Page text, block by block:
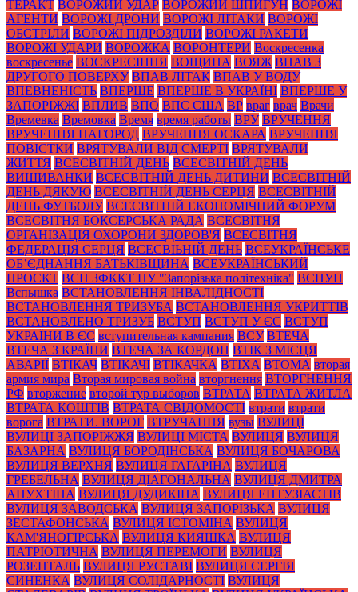
ТЕРАКТ ВОРОЖИЙ УДАР ВОРОЖИЙ ШПИГУН ВОРОЖІ
АГЕНТИ ВОРОЖІ ДРОНИ ВОРОЖІ ЛІТАКИ ВОРОЖІ
ОБСТРІЛИ ВОРОЖІ ПІДРОЗДІЛИ ВОРОЖІ РАКЕТИ
ВОРОЖІ УДАРИ ВОРОЖКА ВОРОНТЕРИ Воскресенка
воскресенье ВОСКРЕСІННЯ ВОЩИНА ВОЯЖ ВПАВ З
ДРУГОГО ПОВЕРХУ ВПАВ ЛІТАК ВПАВ У ВОДУ
ВПЕВНЕНІСТЬ ВПЕРШЕ ВПЕРШЕ В УКРАЇНІ ВПЕРШЕ У
ЗАПОРІЖЖІ ВПЛИВ ВПО ВПС США ВР враг врач Врачи
Времевка Времовка Время время работы ВРУ ВРУЧЕННЯ
ВРУЧЕННЯ НАГОРОД ВРУЧЕННЯ ОСКАРА ВРУЧЕННЯ
ПОВІСТКИ ВРЯТУВАЛИ ВІД СМЕРТІ ВРЯТУВАЛИ
ЖИТТЯ ВСЕСВІТНІЙ ДЕНЬ ВСЕСВІТНІЙ ДЕНЬ
ВИШИВАНКИ ВСЕСВІТНІЙ ДЕНЬ ДИТИНИ ВСЕСВІТНІЙ
ДЕНЬ ДЯКУЮ ВСЕСВІТНІЙ ДЕНЬ СЕРЦЯ ВСЕСВІТНІЙ
ДЕНЬ ФУТБОЛУ ВСЕСВІТНІЙ ЕКОНОМІЧНИЙ ФОРУМ
ВСЕСВІТНЯ БОКСЕРСЬКА РАДА ВСЕСВІТНЯ
ОРГАНІЗАЦІЯ ОХОРОНИ ЗДОРОВ'Я ВСЕСВІТНЯ
ФЕДЕРАЦІЯ СЕРЦЯ ВСЕСВІЬНІЙ ДЕНЬ ВСЕУКРАЇНСЬКЕ
ОБ’ЄДНАННЯ БАТЬКІВЩИНА ВСЕУКРАЇНСЬКИЙ
ПРОЄКТ ВСП ЗФККТ НУ "Запорізька політехніка" ВСПУП
Вспышка ВСТАНОВЛЕННЯ ІНВАЛІДНОСТІ
ВСТАНОВЛЕННЯ ТРИЗУБА ВСТАНОВЛЕННЯ УКРИТТІВ
ВСТАНОВЛЕНО ТРИЗУБ ВСТУП ВСТУП У ЄС ВСТУП
УКРАЇНИ В ЄС вступительная кампания ВСУ ВТЕЧА
ВТЕЧА З КРАЇНИ ВТЕЧА ЗА КОРДОН ВТІК З МІСЦЯ
АВАРІЇ ВТІКАЧ ВТІКАЧІ ВТІКАЧКА ВТІХА ВТОМА вторая
армия мира Вторая мировая война вторгнення ВТОРГНЕННЯ
РФ вторжение второй тур выборов ВТРАТА ВТРАТА ЖИТЛА
ВТРАТА КОШТІВ ВТРАТА СВІДОМОСТІ втрати втрати
ворога ВТРАТИ. ВОРОГ ВТРУЧАННЯ вузы ВУЛИЦІ
ВУЛИЦІ ЗАПОРІЖЖЯ ВУЛИЦІ МІСТА ВУЛИЦЯ ВУЛИЦЯ
БАЗАРНА ВУЛИЦЯ БОРОДІНСЬКА ВУЛИЦЯ БОЧАРОВА
ВУЛИЦЯ ВЕРХНЯ ВУЛИЦЯ ГАГАРІНА ВУЛИЦЯ
ГРЕБЕЛЬНА ВУЛИЦЯ ДІАГОНАЛЬНА ВУЛИЦЯ ДМИТРА
АПУХТІНА ВУЛИЦЯ ДУДИКІНА ВУЛИЦЯ ЕНТУЗІАСТІВ
ВУЛИЦЯ ЗАВОДСЬКА ВУЛИЦЯ ЗАПОРІЗЬКА ВУЛИЦЯ
ЗЕСТАФОНСЬКА ВУЛИЦЯ ІСТОМІНА ВУЛИЦЯ
КАМ'ЯНОГІРСЬКА ВУЛИЦЯ КИЯШКА ВУЛИЦЯ
ПАТРІОТИЧНА ВУЛИЦЯ ПЕРЕМОГИ ВУЛИЦЯ
РОЗЕНТАЛЬ ВУЛИЦЯ РУСТАВІ ВУЛИЦЯ СЕРГІЯ
СИНЕНКА ВУЛИЦЯ СОЛІДАРНОСТІ ВУЛИЦЯ